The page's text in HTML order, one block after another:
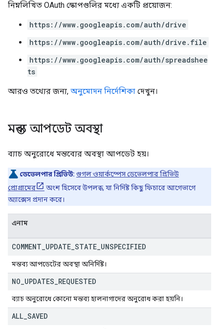
নিম্নলিখিত OAuth স্কোপগুলির মধ্যে একটি প্রয়োজন:
https://www.googleapis.com/auth/drive
https://www.googleapis.com/auth/drive.file
https://www.googleapis.com/auth/spreadshee
ts
আরও তথ্যের জন্য, অনুমোদন নির্দেশিকা দেখুন।
মন্তব্য আপডেট অবস্থা
ব্যাচ অনুরোধে মন্তব্যের অবস্থা আপডেট হয়।
ডেভেলপার প্রিভিউ: গুগল ওয়ার্কস্পেস ডেভেলপার প্রিভিউ
প্রোগ্রামের
অংশ হিসেবে উপলব্ধ, যা নির্দিষ্ট কিছু ফিচারে আগেভাগে
অ্যাক্সেস প্রদান করে।
এনাম
COMMENT UPDATE STATE UNSPECIFIED
মন্তব্য আপডেটের অবস্থা অনির্দিষ্ট।
NO UPDATES REQUESTED
ব্যাচ অনুরোধে কোনো মন্তব্য হালনাগাদের অনুরোধ করা হয়নি।
ALL SAVED